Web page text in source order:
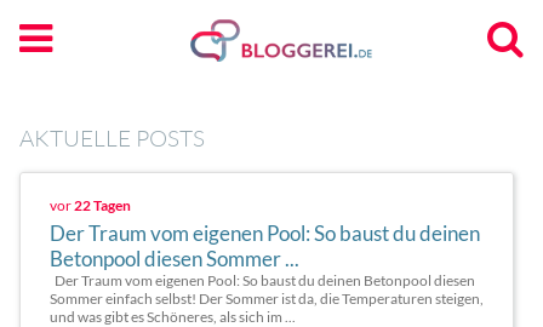
AKTUELLE POSTS
vor22 Tagen
Der Traum vom eigenen Pool: So baust du deinen
Betonpool diesen Sommer ...
Der Traum vom eigenen Pool: So baust du deinen Betonpool diesen
Sommer einfach selbst! Der Sommer ist da, die Temperaturen steigen,
und was gibt es Schöneres, als sich im ...